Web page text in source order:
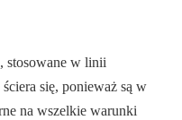
stosowane w linii
się, ponieważ są w
na wszelkie warunki